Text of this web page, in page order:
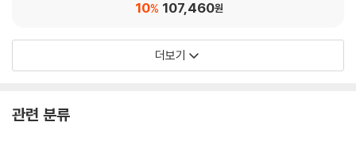
107,460원
10%
더보기
관련 분류